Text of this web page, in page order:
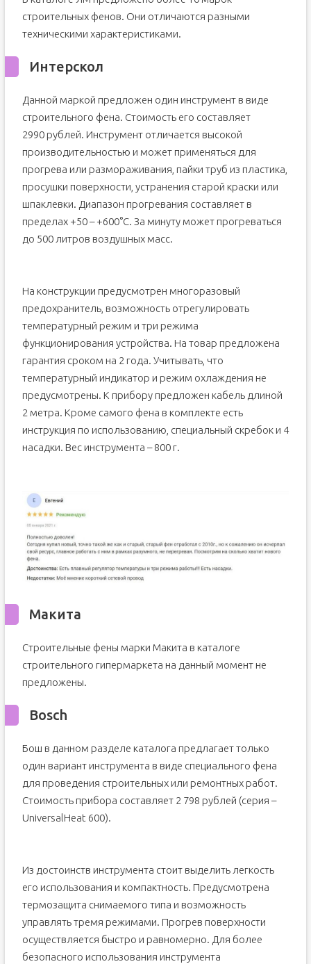
строительных фенов. Они отличаются разными
техническими характеристиками.
Интерскол
Данной маркой предложен один инструмент в виде
строительного фена. Стоимость его составляет
2990 рублей. Инструмент отличается высокой
производительностью и может применяться для
прогрева или размораживания, пайки труб из пластика,
просушки поверхности, устранения старой краски или
шпаклевки. Диапазон прогревания составляет в
пределах +50 – +600°С. За минуту может прогреваться
до 500 литров воздушных масс.
На конструкции предусмотрен многоразовый
предохранитель, возможность отрегулировать
температурный режим и три режима
функционирования устройства. На товар предложена
гарантия сроком на 2 года. Учитывать, что
температурный индикатор и режим охлаждения не
предусмотрены. К прибору предложен кабель длиной
2 метра. Кроме самого фена в комплекте есть
инструкция по использованию, специальный скребок и 4
насадки. Вес инструмента – 800 г.
Макита
Строительные фены марки Макита в каталоге
строительного гипермаркета на данный момент не
предложены.
Bosch
Бош в данном разделе каталога предлагает только
один вариант инструмента в виде специального фена
для проведения строительных или ремонтных работ.
Стоимость прибора составляет 2 798 рублей (серия –
UniversalHeat 600).
Из достоинств инструмента стоит выделить легкость
его использования и компактность. Предусмотрена
термозащита снимаемого типа и возможность
управлять тремя режимами. Прогрев поверхности
осуществляется быстро и равномерно. Для более
безопасного использования инструмента